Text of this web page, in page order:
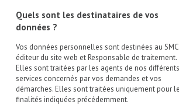
Quels sont les destinataires de vos
données ?
Vos données personnelles sont destinées au
éditeur du site web et Responsable de traitement.
Elles sont traitées par les agents de nos différents
services concernés par vos demandes et vos
démarches. Elles sont traitées uniquement pour
finalités indiquées précédemment.